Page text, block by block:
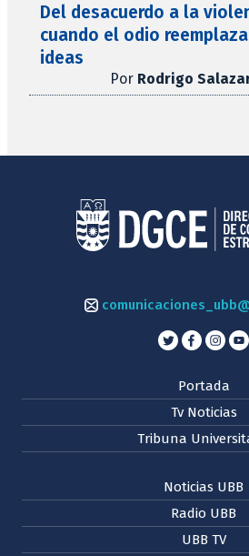
Del desacuerdo a la
cuando el odio
ideas
Por Rodrigo
Portada
Tv Noticias
Tribuna
Noticias UBB
Radio UBB
UBB TV